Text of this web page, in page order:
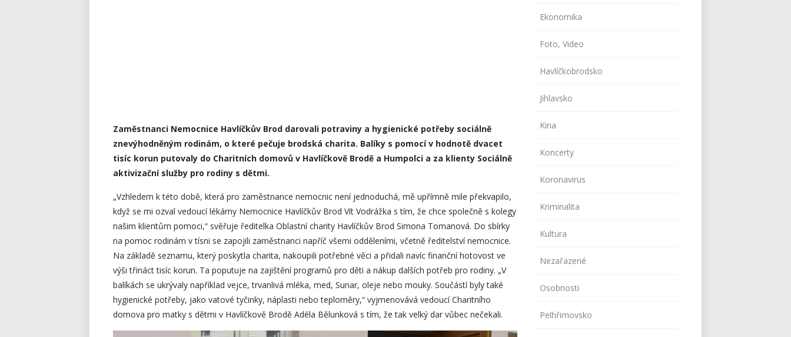
Zaměstnanci Nemocnice Havlíčkův Brod darovali potraviny a hygienické potřeby sociálně
znevýhodněným rodinám, o které pečuje brodská charita. Balíky s pomocí v hodnotě dvacet
tisíc korun putovaly do Charitních domovů v Havlíčkově Brodě a Humpolci a za klienty Sociálně
aktivizační služby pro rodiny s dětmi.
„Vzhledem k této době, která pro zaměstnance nemocnic není jednoduchá, mě upřímně mile překvapilo,
když se mi ozval vedoucí lékárny Nemocnice Havlíčkův Brod Vít Vodrážka s tím, že chce společně s kolegy
našim klientům pomoci,“ svěřuje ředitelka Oblastní charity Havlíčkův Brod Simona Tomanová. Do sbírky
na pomoc rodinám v tísni se zapojili zaměstnanci napříč všemi odděleními, včetně ředitelství nemocnice.
Na základě seznamu, který poskytla charita, nakoupili potřebné věci a přidali navíc finanční hotovost ve
výši třináct tisíc korun. Ta poputuje na zajištění programů pro děti a nákup dalších potřeb pro rodiny. „V
balíkách se ukrývaly například vejce, trvanlivá mléka, med, Sunar, oleje nebo mouky. Součástí byly také
hygienické potřeby, jako vatové tyčinky, náplasti nebo teploměry,“ vyjmenovává vedoucí Charitního
domova pro matky s dětmi v Havlíčkově Brodě Adéla Bělunková s tím, že tak velký dar vůbec nečekali.
Ekonomika
Foto, Video
Havlíčkobrodsko
Jihlavsko
Kina
Koncerty
Koronavirus
Kriminalita
Kultura
Nezařazené
Osobnosti
Pelhřimovsko